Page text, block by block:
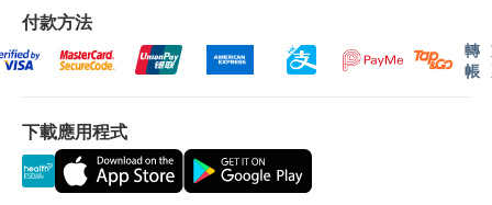
退換條款：
當顧客收取已訂購之貨品時，有責任檢查貨品是否有損
毀情況，一經確認簽收，恕不接受退換。
期退回，供應商有權不受理。
如有其他損壞或遺漏查詢，顧客必須保留有效收據正
本，並於送貨後3個工作天內按下列方式聯絡 Universal
Lohas Group Company Limited 客戶服務部跟進。
付款方法
轉
帳
下載應用程式